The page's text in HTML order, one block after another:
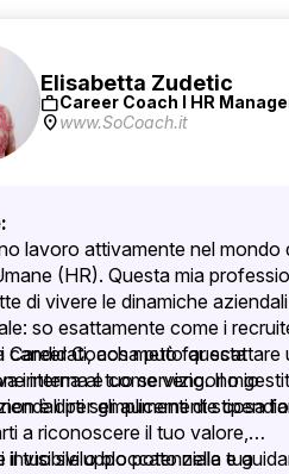
Elisabetta Zudetic
workCareer Coach I HR
location_onwww.SoCoach.it
lavoro attivamente nel mondo
(HR). Questa mia
di vivere le dinamiche
so esattamente come i
candidati, cosa può far scattare
interna e come vengono
per gli aumenti di
Career Coach metto questa
interna al tuo servizio. Il mio
è dirti semplicemente cosa
a riconoscere il tuo valore,
il tuo sviluppo potenziale e
invisibile o bloccato nella tua